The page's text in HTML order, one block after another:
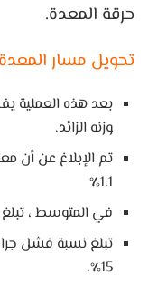
حرقة المعدة.
تحويل مسار
وزنه الزائد.
تم الإبلاغ عن أن
1.1٪
في المتوسط ​​، تبلغ
15٪.